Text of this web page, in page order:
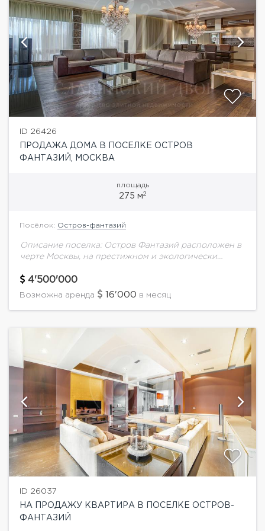
ID 26426
ПРОДАЖА ДОМА В ПОСЕЛКЕ ОСТРОВ
ФАНТАЗИЙ, МОСКВА
площадь
275 м2
Посёлок: Остров-фантазий
Описание поселка: Остров Фантазий расположен в
черте Москвы, на престижном и экологически
Москвы-реки, в живописной Татаровской пойме.
Это один из немногочисленных поселков,...
4'500'000
Возможна аренда 16'000 в месяц
ID 26037
НА ПРОДАЖУ КВАРТИРА В ПОСЕЛКЕ ОСТРОВ-
ФАНТАЗИЙ